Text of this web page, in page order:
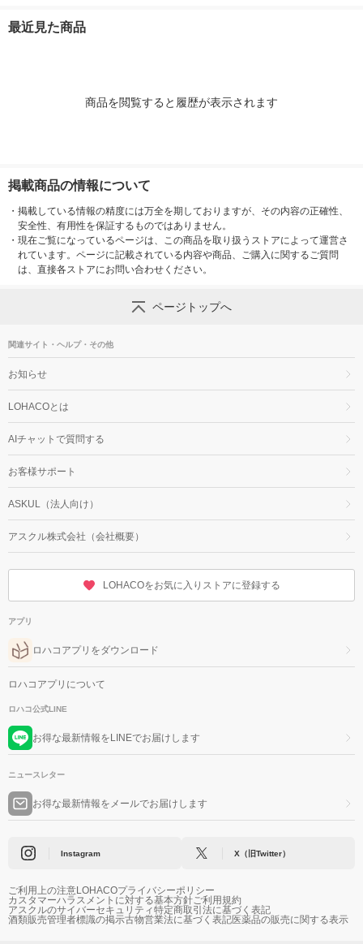
最近見た商品
商品を閲覧すると履歴が表示されます
掲載商品の情報について
・ 掲載している情報の精度には万全を期しておりますが、その内容の正確性、
安全性、有用性を保証するものではありません。
・ 現在ご覧になっているページは、この商品を取り扱うストアによって運営さ
れています。ページに記載されている内容や商品、ご購入に関するご質問
は、直接各ストアにお問い合わせください。
ページトップへ
関連サイト・ヘルプ・その他
お知らせ
LOHACOとは
AIチャットで質問する
お客様サポート
ASKUL（法人向け）
アスクル株式会社（会社概要）
LOHACOをお気に入りストアに登録する
アプリ
ロハコアプリをダウンロード
ロハコアプリについて
ロハコ公式LINE
お得な最新情報をLINEでお届けします
ニュースレター
お得な最新情報をメールでお届けします
Instagram X（旧Twitter）
ご利用上の注意LOHACOプライバシーポリシー
カスタマーハラスメントに対する基本方針ご利用規約
アスクルのサイバーセキュリティ特定商取引法に基づく表記
酒類販売管理者標識の掲示古物営業法に基づく表記医薬品の販売に関する表示